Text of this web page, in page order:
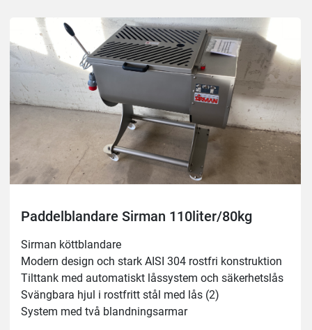
Oljebadsväxellåda, slipade och härdade spiralväxlar
Dubbel tätning på tank och växellåda
Rostfritt stål IP 67 kontroller:
- framåt och bakåt
- automatisk avstängningsfunktion
- autofunktion med reversering
Kåpa i rostfritt stål med säkerhetsmikrobrytare
Minsta belastning som krävs: 40 % maxkapacitet
Perfekt till hårdmix och sallad
3fas, watt 550 - hp 0,75
Paddelblandare Sirman 110liter/80kg
Sirman köttblandare
Modern design och stark AISI 304 rostfri konstruktion
Tilttank med automatiskt låssystem och säkerhetslås
Svängbara hjul i rostfritt stål med lås (2)
System med två blandningsarmar